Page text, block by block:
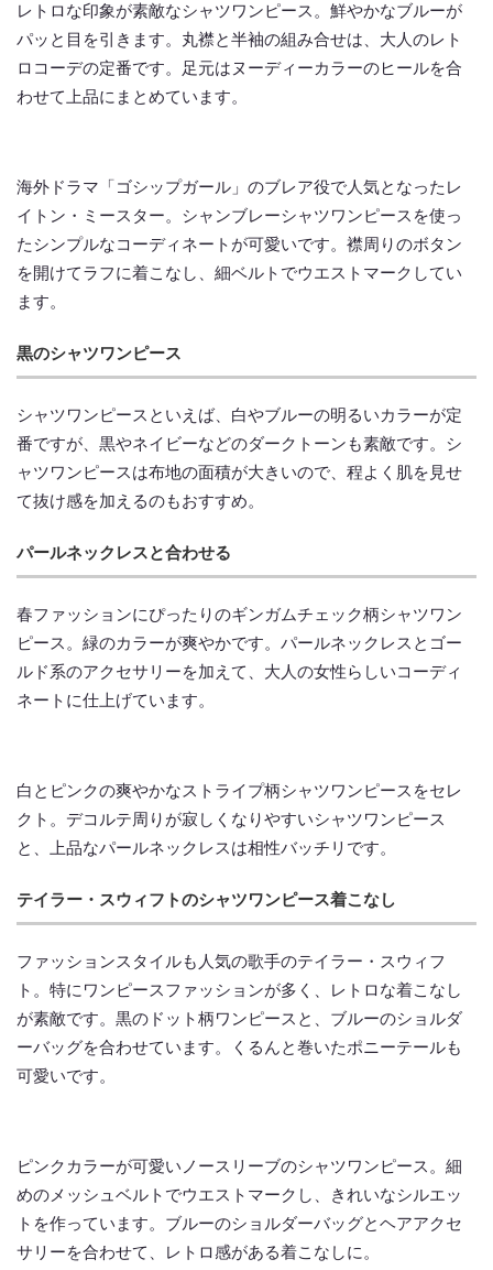
レトロな印象が素敵なシャツワンピース。鮮やかなブルーが
パッと目を引きます。丸襟と半袖の組み合せは、大人のレト
ロコーデの定番です。足元はヌーディーカラーのヒールを合
わせて上品にまとめています。
海外ドラマ「ゴシップガール」のブレア役で人気となったレ
イトン・ミースター。シャンブレーシャツワンピースを使っ
たシンプルなコーディネートが可愛いです。襟周りのボタン
を開けてラフに着こなし、細ベルトでウエストマークしてい
ます。
黒のシャツワンピース
シャツワンピースといえば、白やブルーの明るいカラーが定
番ですが、黒やネイビーなどのダークトーンも素敵です。シ
ャツワンピースは布地の面積が大きいので、程よく肌を見せ
て抜け感を加えるのもおすすめ。
パールネックレスと合わせる
春ファッションにぴったりのギンガムチェック柄シャツワン
ピース。緑のカラーが爽やかです。パールネックレスとゴー
ルド系のアクセサリーを加えて、大人の女性らしいコーディ
ネートに仕上げています。
白とピンクの爽やかなストライプ柄シャツワンピースをセレ
クト。デコルテ周りが寂しくなりやすいシャツワンピース
と、上品なパールネックレスは相性バッチリです。
テイラー・スウィフトのシャツワンピース着こなし
ファッションスタイルも人気の歌手のテイラー・スウィフ
ト。特にワンピースファッションが多く、レトロな着こなし
が素敵です。黒のドット柄ワンピースと、ブルーのショルダ
ーバッグを合わせています。くるんと巻いたポニーテールも
可愛いです。
ピンクカラーが可愛いノースリーブのシャツワンピース。細
めのメッシュベルトでウエストマークし、きれいなシルエッ
トを作っています。ブルーのショルダーバッグとヘアアクセ
サリーを合わせて、レトロ感がある着こなしに。